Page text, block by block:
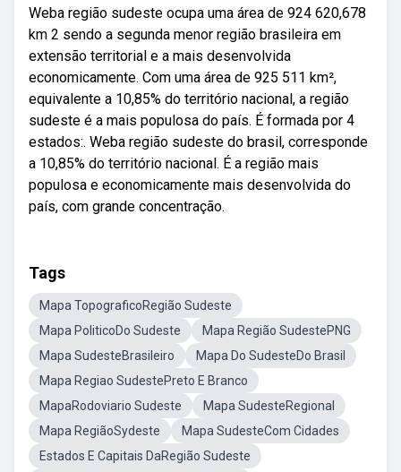
Weba região sudeste ocupa uma área de 924 620,678
km 2 sendo a segunda menor região brasileira em
extensão territorial e a mais desenvolvida
economicamente. Com uma área de 925 511 km²,
equivalente a 10,85% do território nacional, a região
sudeste é a mais populosa do país. É formada por 4
estados:. Weba região sudeste do brasil, corresponde
a 10,85% do território nacional. É a região mais
populosa e economicamente mais desenvolvida do
país, com grande concentração.
Tags
Mapa TopograficoRegião Sudeste
Mapa PoliticoDo Sudeste
Mapa Região SudestePNG
Mapa SudesteBrasileiro
Mapa Do SudesteDo Brasil
Mapa Regiao SudestePreto E Branco
MapaRodoviario Sudeste
Mapa SudesteRegional
Mapa RegiãoSydeste
Mapa SudesteCom Cidades
Estados E Capitais DaRegião Sudeste